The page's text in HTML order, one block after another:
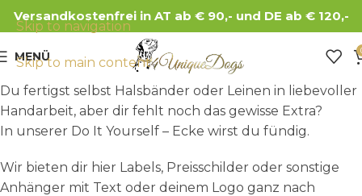
Skip to navigation
Skip to main content
Versandkostenfrei in AT ab € 90,- und DE ab € 120,-
MENÜ
Du fertigst selbst Halsbänder oder Leinen in liebevoller
Handarbeit, aber dir fehlt noch das gewisse Extra?
In unserer Do It Yourself – Ecke wirst du fündig.
Wir bieten dir hier Labels, Preisschilder oder sonstige
Anhänger mit Text oder deinem Logo ganz nach